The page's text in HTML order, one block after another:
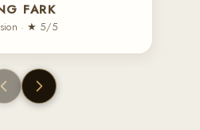
FARK
· ★ 5/5